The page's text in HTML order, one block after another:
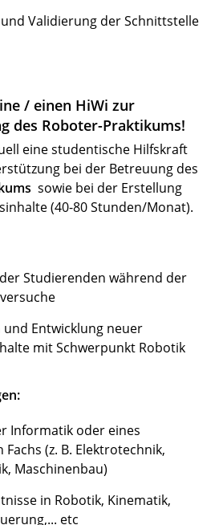
Validierung der Schnittstelle
/ einen HiWi zur
des Roboter-Praktikums!
eine studentische Hilfskraft
bei der Betreuung des
sowie bei der Erstellung
(40-80 Stunden/Monat).
Studierenden während der
und Entwicklung neuer
mit Schwerpunkt Robotik
Informatik oder eines
(z. B. Elektrotechnik,
Maschinenbau)
in Robotik, Kinematik,
etc